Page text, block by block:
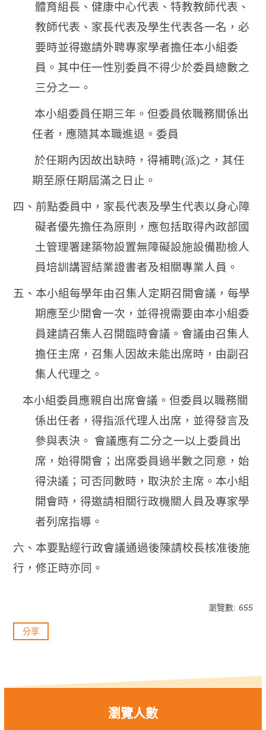
體育組長、健康中心代表、特教教師代表、
教師代表、家長代表及學生代表各一名，必
要時並得邀請外聘專家學者擔任本小組委
員。其中任一性別委員不得少於委員總數之
三分之一。
本小組委員任期三年。但委員依職務關係出
任者，應隨其本職進退。委員
於任期內因故出缺時，得補聘(派)之，其任
期至原任期屆滿之日止。
四、前點委員中，家長代表及學生代表以身心障
礙者優先擔任為原則，應包括取得內政部國
土管理署建築物設置無障礙設施設備勘檢人
員培訓講習結業證書者及相關專業人員。
五、本小組每學年由召集人定期召開會議，每學
期應至少開會一次，並得視需要由本小組委
員建請召集人召開臨時會議。會議由召集人
擔任主席，召集人因故未能出席時，由副召
集人代理之。
本小組委員應親自出席會議。但委員以職務關
係出任者，得指派代理人出席，並得發言及
參與表決。 會議應有二分之一以上委員出
席，始得開會；出席委員過半數之同意，始
得決議；可否同數時，取決於主席。本小組
開會時，得邀請相關行政機關人員及專家學
者列席指導。
六、本要點經行政會議通過後陳請校長核准後施
行，修正時亦同。
瀏覽數: 655
分享
瀏覽人數